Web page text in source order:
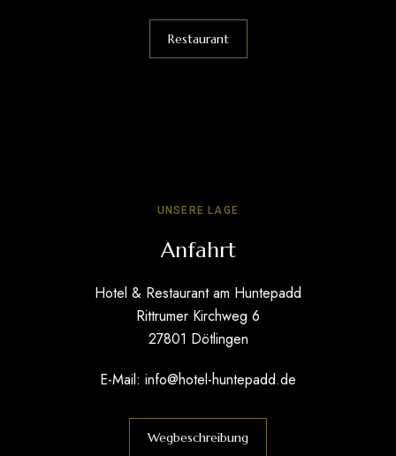
Restaurant
UNSERE LAGE
Anfahrt
Hotel & Restaurant am Huntepadd
Rittrumer Kirchweg 6
27801 Dötlingen
E-Mail: info@hotel-huntepadd.de
Wegbeschreibung